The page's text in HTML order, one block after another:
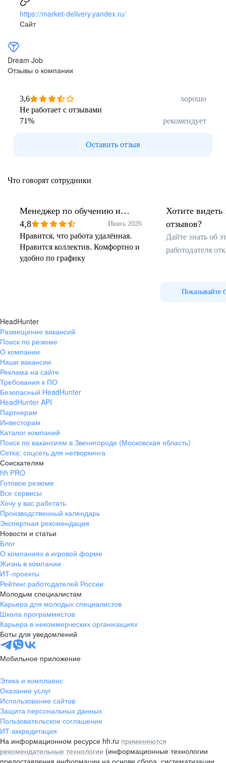
https://market-delivery.yandex.ru/
Сайт
Dream Job
Отзывы о компании
3,6
хорошо
Не работает с отзывами
71% рекомендует
Оставить отзыв
Что говорят сотрудники
Менеджер по обучению и
развитию персонала
4,8 Июнь 2026
Нравится, что работа удалённая.
Нравится коллектив. Комфортно и
удобно по графику
Хотите видеть
отзывов?
Дайте знать об
работодателя
Показывайте
HeadHunter
Размещение вакансий
Поиск по резюме
О компании
Наши вакансии
Реклама на сайте
Требования к ПО
Безопасный HeadHunter
HeadHunter API
Партнерам
Инвесторам
Каталог компаний
Поиск по вакансиям в Звенигороде (Московская область)
Сетка: соцсеть для нетворкинга
Соискателям
hh PRO
Готовое резюме
Все сервисы
Хочу у вас работать
Производственный календарь
Экспертная рекомендация
Новости и статьи
Блог
О компаниях в игровой форме
Жизнь в компании
ИТ-проекты
Рейтинг работодателей России
Молодым специалистам
Карьера для молодых специалистов
Школа программистов
Карьера в некоммерческих организациях
Боты для уведомлений
Мобильное приложение
Этика и комплаенс
Оказание услуг
Использование сайтов
Защита персональных данных
Пользовательское соглашение
ИТ аккредитация
На информационном ресурсе hh.ru применяются
рекомендательные технологии (информационные технологии